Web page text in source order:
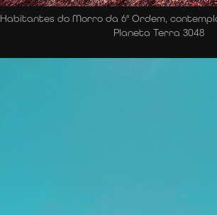
Habitantes do Morro da 6° Ordem,
Planeta Terra 3048